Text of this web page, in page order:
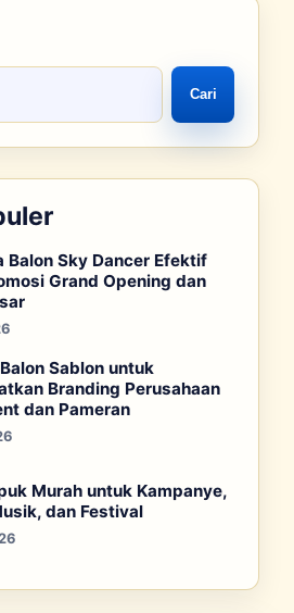
Cari
Balon Sky Dancer Efektif
Grand Opening dan
Sablon untuk
Branding Perusahaan
dan Pameran
Murah untuk Kampanye,
dan Festival